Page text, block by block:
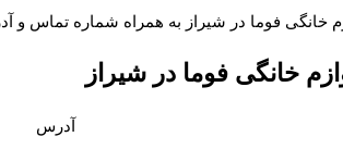
خانگی فوما در شیراز به همراه شماره
خانگی فوما در شیراز
آدرس